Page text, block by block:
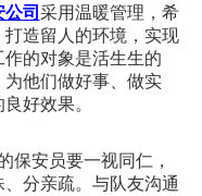
司 采用温暖管理，希
造留人的环境，实现
的对象是活生生的
为他们做好事、做实
好效果。
安员要一视同仁，
分亲疏。与队友沟通